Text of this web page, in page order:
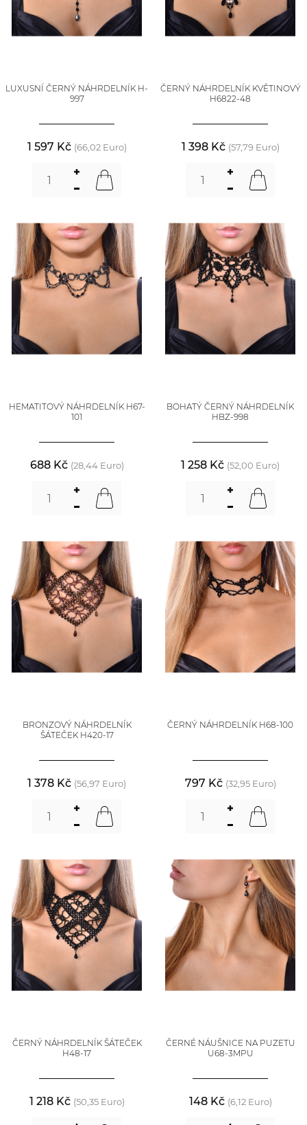
LUXUSNÍ ČERNÝ NÁHRDELNÍK H-
997
1 597 Kč (66,02 Euro)
ČERNÝ NÁHRDELNÍK KVĚTINOVÝ
H6822-48
1 398 Kč (57,79 Euro)
HEMATITOVÝ NÁHRDELNÍK H67-
101
688 Kč (28,44 Euro)
BOHATÝ ČERNÝ NÁHRDELNÍK
HBZ-998
1 258 Kč (52,00 Euro)
BRONZOVÝ NÁHRDELNÍK
ŠÁTEČEK H420-17
1 378 Kč (56,97 Euro)
ČERNÝ NÁHRDELNÍK H68-100
797 Kč (32,95 Euro)
ČERNÝ NÁHRDELNÍK ŠÁTEČEK
H48-17
1 218 Kč (50,35 Euro)
ČERNÉ NÁUŠNICE NA PUZETU
U68-3MPU
148 Kč (6,12 Euro)